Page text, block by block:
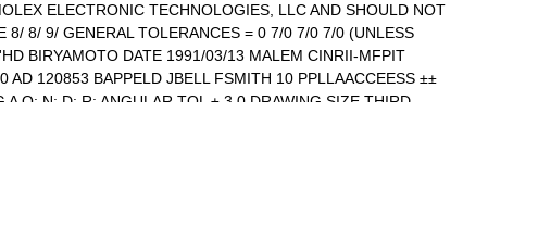
ELECTRONIC TECHNOLOGIES, LLC AND SHOULD NOT
8/ 9/ GENERAL TOLERANCES = 0 7/0 7/0 7/0 (UNLESS
BIRYAMOTO DATE 1991/03/13 MALEM CINRII-MFPIT
120853 BAPPELD JBELL FSMITH 10 PPLLAACCEESS ±±
O: N: D: R: ANGULAR TOL ± 3.0 DRAWING SIZE THIRD